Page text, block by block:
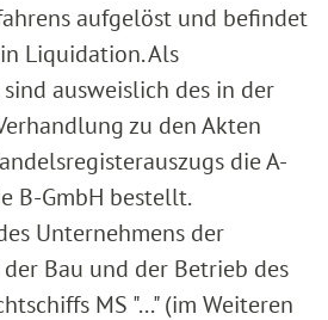
aufgelöst und befindet
Liquidation. Als
ausweislich des in der
zu den Akten
die A-
B-GmbH bestellt.
Unternehmens der
Bau und der Betrieb des
MS "..." (im Weiteren